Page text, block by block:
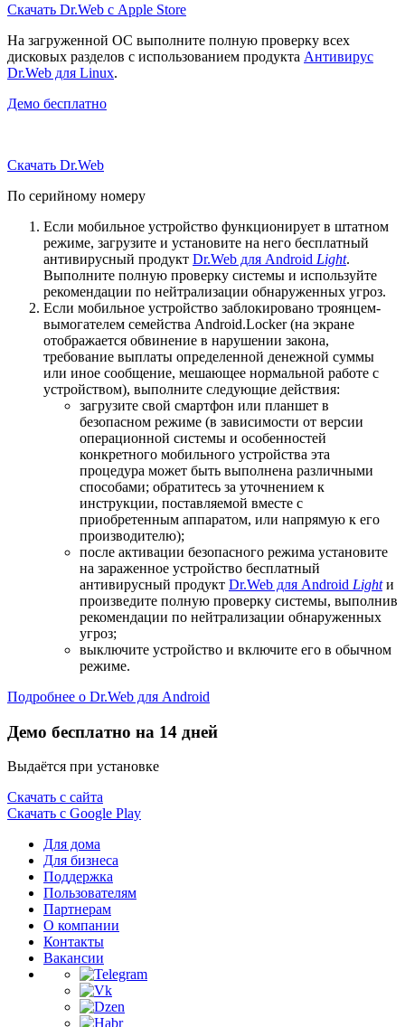
Скачать Dr.Web с Apple Store
На загруженной ОС выполните полную проверку всех
дисковых разделов с использованием продукта Антивирус
Dr.Web для Linux.
Демо бесплатно
Скачать Dr.Web
По серийному номеру
Если мобильное устройство функционирует в штатном
режиме, загрузите и установите на него бесплатный
антивирусный продукт Dr.Web для Android Light.
Выполните полную проверку системы и используйте
рекомендации по нейтрализации обнаруженных угроз.
Если мобильное устройство заблокировано троянцем-
вымогателем семейства Android.Locker (на экране
отображается обвинение в нарушении закона,
требование выплаты определенной денежной суммы
или иное сообщение, мешающее нормальной работе с
устройством), выполните следующие действия:
загрузите свой смартфон или планшет в
безопасном режиме (в зависимости от версии
операционной системы и особенностей
конкретного мобильного устройства эта
процедура может быть выполнена различными
способами; обратитесь за уточнением к
инструкции, поставляемой вместе с
приобретенным аппаратом, или напрямую к его
производителю);
после активации безопасного режима установите
на зараженное устройство бесплатный
антивирусный продукт Dr.Web для Android Lightи
произведите полную проверку системы, выполнив
рекомендации по нейтрализации обнаруженных
угроз;
выключите устройство и включите его в обычном
режиме.
Подробнее о Dr.Web для Android
Демо бесплатно на 14 дней
Выдаётся при установке
Скачать с сайта
Скачать с Google Play
Для дома
Для бизнеса
Поддержка
Пользователям
Партнерам
О компании
Контакты
Вакансии